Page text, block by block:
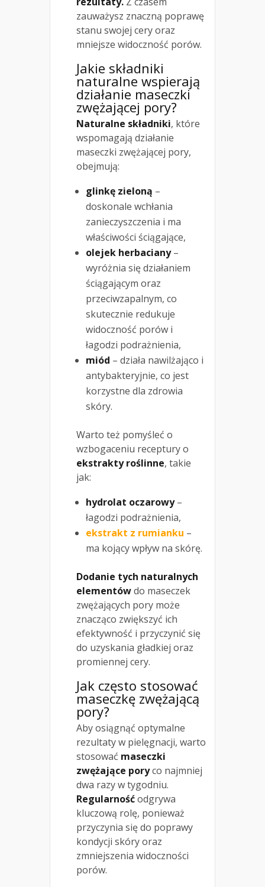
zauważysz znaczną poprawę
stanu swojej cery oraz
mniejsze widoczność porów.
Jakie składniki
naturalne wspierają
działanie maseczki
zwężającej pory?
Naturalne składniki, które
wspomagają działanie
maseczki zwężającej pory,
obejmują:
glinkę zieloną –
doskonale wchłania
zanieczyszczenia i ma
właściwości ściągające,
olejek herbaciany–
wyróżnia się działaniem
ściągającym oraz
przeciwzapalnym, co
skutecznie redukuje
widoczność porów i
łagodzi podrażnienia,
miód – działa nawilżająco i
antybakteryjnie, co jest
korzystne dla zdrowia
skóry.
Warto też pomyśleć o
wzbogaceniu receptury o
ekstrakty roślinne, takie
jak:
hydrolat oczarowy–
łagodzi podrażnienia,
ekstrakt z rumianku –
ma kojący wpływ na skórę.
Dodanie tych naturalnych
elementówdo maseczek
zwężających pory może
znacząco zwiększyć ich
efektywność i przyczynić się
do uzyskania gładkiej oraz
promiennej cery.
Jak często stosować
maseczkę zwężającą
pory?
Aby osiągnąć optymalne
rezultaty w pielęgnacji, warto
stosować maseczki
zwężające poryco najmniej
dwa razy w tygodniu.
Regularnośćodgrywa
kluczową rolę, ponieważ
przyczynia się do poprawy
kondycji skóry oraz
zmniejszenia widoczności
porów.